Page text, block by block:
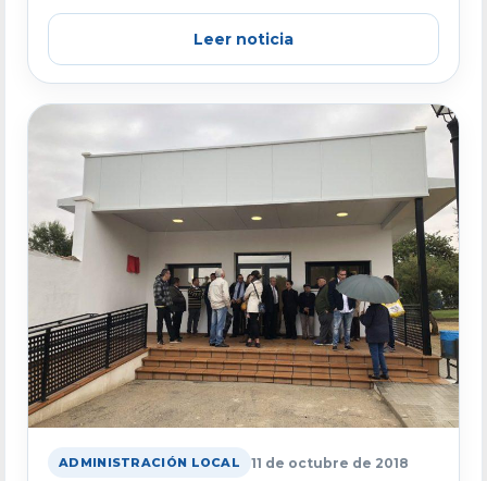
Leer noticia
ADMINISTRACIÓN LOCAL 11 de octubre de 2018